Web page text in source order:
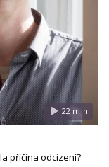
22 min
příčina odcizení?